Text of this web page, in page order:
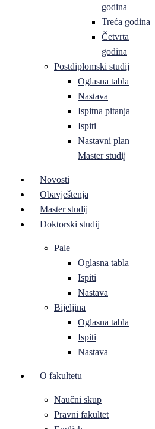
godina
Treća godina
Četvrta
godina
Postdiplomski studij
Oglasna tabla
Nastava
Ispitna pitanja
Ispiti
Nastavni plan
Master studij
Novosti
Obavještenja
Master studij
Doktorski studij
Pale
Oglasna tabla
Ispiti
Nastava
Bijeljina
Oglasna tabla
Ispiti
Nastava
O fakultetu
Naučni skup
Pravni fakultet